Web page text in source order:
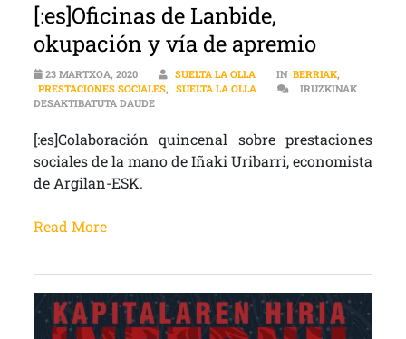
[:es]Oficinas de Lanbide,
okupación y vía de apremio
23 MARTXOA, 2020 SUELTA LA OLLA IN BERRIAK,
PRESTACIONES SOCIALES, SUELTA LA OLLA
IRUZKINAK
DESAKTIBATUTA DAUDE[:ES]OFICINAS DE LANBIDE, OKUPACIÓN Y VÍA DE
[:es]Colaboración quincenal sobre prestaciones
sociales de la mano de Iñaki Uribarri, economista
de Argilan-ESK.
Read More